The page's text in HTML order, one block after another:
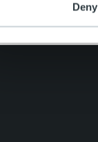
Deny